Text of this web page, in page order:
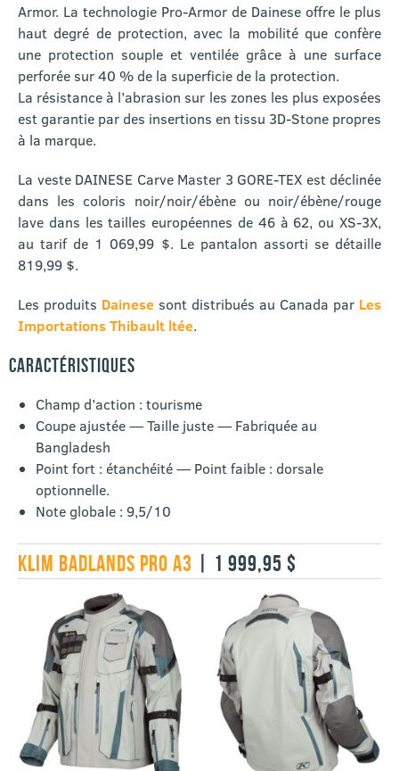
Armor. La technologie Pro-Armor de Dainese offre le plus
haut degré de protection, avec la mobilité que confère
une protection souple et ventilée grâce à une surface
perforée sur 40 % de la superficie de la protection.
La résistance à l’abrasion sur les zones les plus exposées
est garantie par des insertions en tissu 3D-Stone propres
à la marque.
La veste DAINESE Carve Master 3 GORE-TEX est déclinée
dans les coloris noir/noir/ébène ou noir/ébène/rouge
lave dans les tailles européennes de 46 à 62, ou XS-3X,
au tarif de 1 069,99 $. Le pantalon assorti se détaille
819,99 $.
Les produits Dainese sont distribués au Canada par Les
Importations Thibault ltée.
CARACTÉRISTIQUES
Champ d’action : tourisme
Coupe ajustée — Taille juste — Fabriquée au
Bangladesh
Point fort : étanchéité — Point faible : dorsale
optionnelle.
Note globale : 9,5/10
KLIM BADLANDS PRO A3 | 1 999,95 $